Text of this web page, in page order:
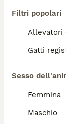
Filtri popolari
Allevatori
Gatti
Sesso
Femmina
Maschio